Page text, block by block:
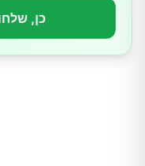
יתרונות נוספים
כן,